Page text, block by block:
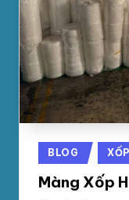
Posted
in
BLOG
Màng Xốp